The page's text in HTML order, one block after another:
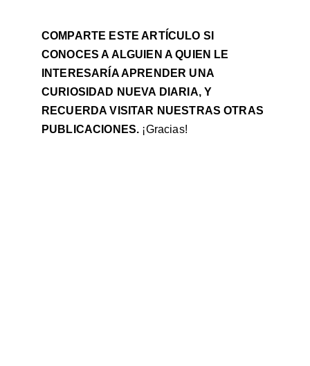
COMPARTE ESTE ARTÍCULO SI
CONOCES A ALGUIEN A QUIEN LE
INTERESARÍA APRENDER UNA
CURIOSIDAD NUEVA DIARIA, Y
RECUERDA VISITAR NUESTRAS OTRAS
PUBLICACIONES. ¡Gracias!